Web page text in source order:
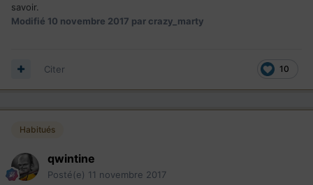
savoir.
Modifié 10 novembre 2017 par crazy_marty
10
Citer
Habitués
qwintine
Posté(e) 11 novembre 2017